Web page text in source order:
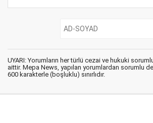
UYARI: Yorumların her türlü cezai ve hukuki
aittir. Mepa News, yapılan yorumlardan sorumlu
600 karakterle (boşluklu) sınırlıdır.